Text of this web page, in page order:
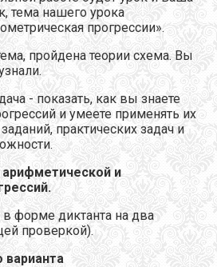
тема нашего урока
прогрессии».
пройдена теории схема. Вы
- показать, как вы знаете
и умеете применять их
практических задач и
и
в форме диктанта на два
проверкой).
варианта